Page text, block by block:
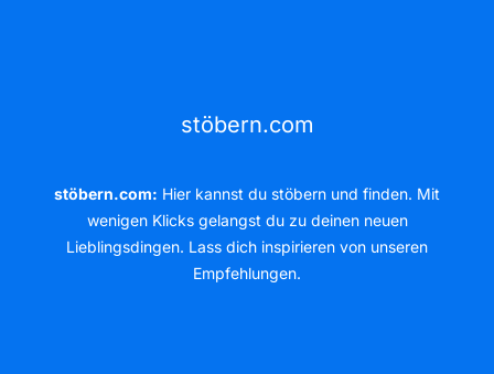
stöbern.com
stöbern.com: Hier kannst du stöbern und finden. Mit
wenigen Klicks gelangst du zu deinen neuen
Lieblingsdingen. Lass dich inspirieren von unseren
Empfehlungen.